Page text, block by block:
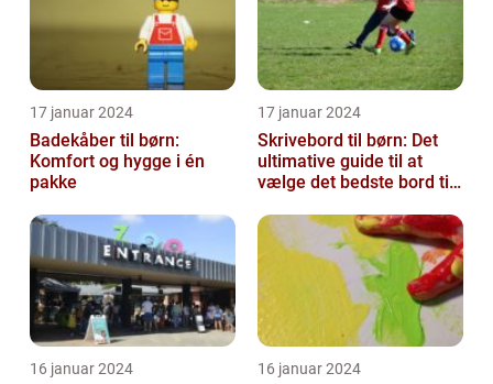
17 januar 2024
Badekåber til børn:
Komfort og hygge i én
pakke
17 januar 2024
Skrivebord til børn: Det
ultimative guide til at
vælge det bedste bord til
16 januar 2024 16 januar 2024